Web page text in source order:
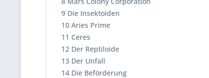
9 Die Insektoiden
10 Aries Prime
11 Ceres
12 Der Reptiloide
13 Der Unfall
14 Die Beförderung